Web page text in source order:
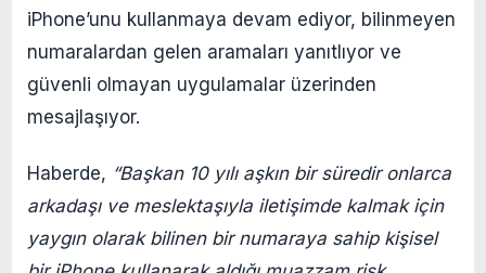
iPhone’unu kullanmaya devam ediyor, bilinmeyen
numaralardan gelen aramaları yanıtlıyor ve
güvenli olmayan uygulamalar üzerinden
mesajlaşıyor.
Haberde, “Başkan 10 yılı aşkın bir süredir onlarca
arkadaşı ve meslektaşıyla iletişimde kalmak için
yaygın olarak bilinen bir numaraya sahip kişisel